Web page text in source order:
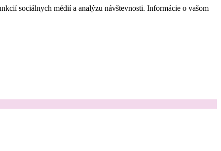
sociálnych médií a analýzu návštevnosti. Informácie o vašom